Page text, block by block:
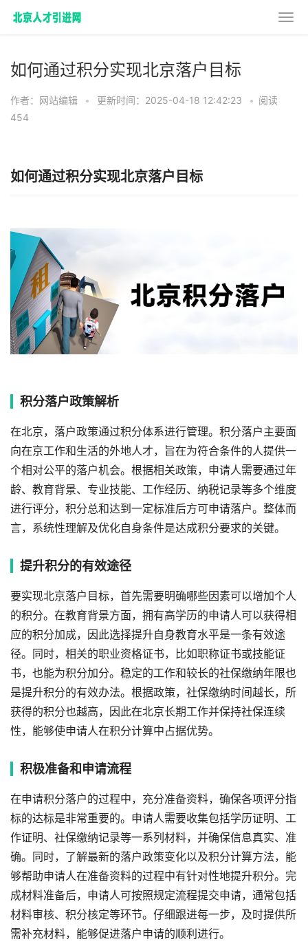
如何通过积分实现北京落户目标
作者：网站编辑 • 更新时间：2025-04-18 12:42:23 • 阅读
454
如何通过积分实现北京落户目标
积分落户政策解析
在北京，落户政策通过积分体系进行管理。积分落户主要面
向在京工作和生活的外地人才，旨在为符合条件的人提供一
个相对公平的落户机会。根据相关政策，申请人需要通过年
龄、教育背景、专业技能、工作经历、纳税记录等多个维度
进行评分，积分总和达到一定标准后方可申请落户。整体而
言，系统性理解及优化自身条件是达成积分要求的关键。
提升积分的有效途径
要实现北京落户目标，首先需要明确哪些因素可以增加个人
的积分。在教育背景方面，拥有高学历的申请人可以获得相
应的积分加成，因此选择提升自身教育水平是一条有效途
径。同时，相关的职业资格证书，比如职称证书或技能证
书，也能为积分加分。稳定的工作和较长的社保缴纳年限也
是提升积分的有效办法。根据政策，社保缴纳时间越长，所
获得的积分也越高，因此在北京长期工作并保持社保连续
性，能够使申请人在积分计算中占据优势。
积极准备和申请流程
在申请积分落户的过程中，充分准备资料，确保各项评分指
标的达标是非常重要的。申请人需要收集包括学历证明、工
作证明、社保缴纳记录等一系列材料，并确保信息真实、准
确。同时，了解最新的落户政策变化以及积分计算方法，能
够帮助申请人在准备资料的过程中有针对性地提升积分。完
成材料准备后，申请人可按照规定流程提交申请，通常包括
材料审核、积分核定等环节。仔细跟进每一步，及时提供所
需补充材料，能够促进落户申请的顺利进行。